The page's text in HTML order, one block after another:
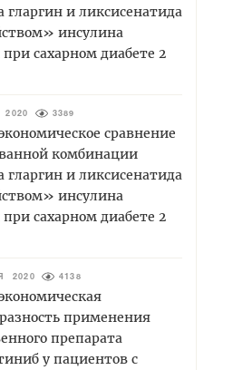
гларгин и ликсисенатида
инсулина
при сахарном диабете 2
3389
сравнение
комбинации
гларгин и ликсисенатида
инсулина
при сахарном диабете 2
2020 4138
применения
препарата
у пациентов с